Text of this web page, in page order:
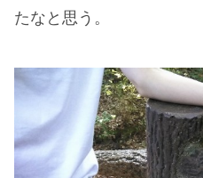
たなと思う。